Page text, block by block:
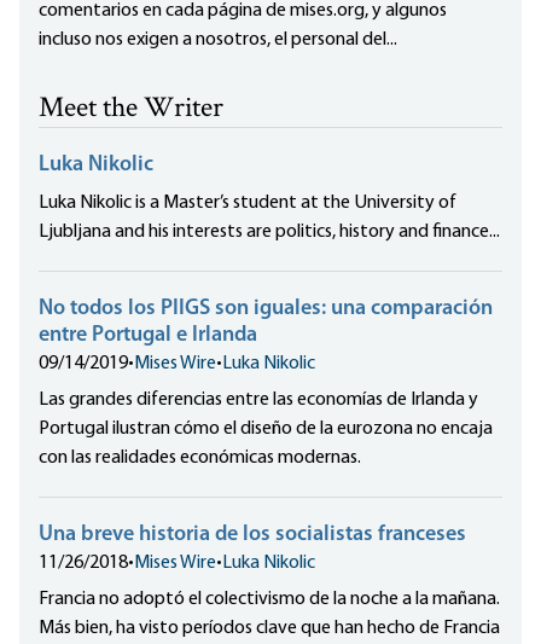
comentarios en cada página de mises.org, y algunos
incluso nos exigen a nosotros, el personal del...
Meet the Writer
Luka Nikolic
Luka Nikolic is a Master’s student at the University of
Ljubljana and his interests are politics, history and finance...
No todos los PIIGS son iguales: una comparación
entre Portugal e Irlanda
09/14/2019• Mises Wire• Luka Nikolic
Las grandes diferencias entre las economías de Irlanda y
Portugal ilustran cómo el diseño de la eurozona no encaja
con las realidades económicas modernas.
Una breve historia de los socialistas franceses
11/26/2018• Mises Wire• Luka Nikolic
Francia no adoptó el colectivismo de la noche a la mañana.
Más bien, ha visto períodos clave que han hecho de Francia